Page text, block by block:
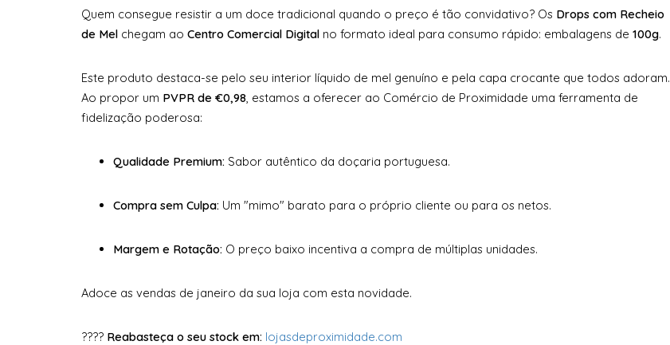
Quem consegue resistir a um doce tradicional quando o preço é tão convidativo? Os Drops com Recheio
de Mel chegam ao Centro Comercial Digital no formato ideal para consumo rápido: embalagens de 100g.
Este produto destaca-se pelo seu interior líquido de mel genuíno e pela capa crocante que todos adoram.
Ao propor um PVPR de €0,98 , estamos a oferecer ao Comércio de Proximidade uma ferramenta de
fidelização poderosa:
Qualidade Premium: Sabor autêntico da doçaria portuguesa.
Compra sem Culpa: Um "mimo" barato para o próprio cliente ou para os netos.
Margem e Rotação: O preço baixo incentiva a compra de múltiplas unidades.
Adoce as vendas de janeiro da sua loja com esta novidade.
???? Reabasteça o seu stock em: lojasdeproximidade.com